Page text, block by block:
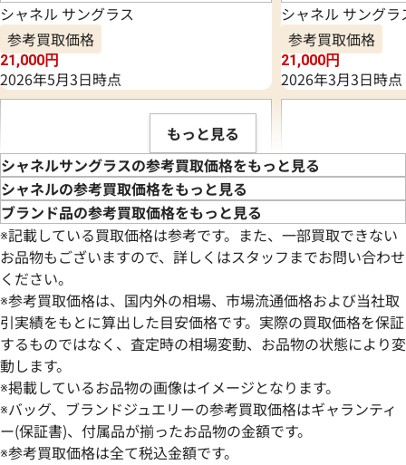
シャネル サングラス
参考買取価格
21,000円
2026年5月3日時点
シャネル サングラ
参考買取価格
21,000円
2026年3月3日時点
シャネル サングラス
参考買取価格
15,000円
2025年6月3日時点
シャネル サングラ
参考買取価格
14,000
もっと見る
シャネルサングラスの参考買取価格をもっと見る
シャネルの参考買取価格をもっと見る
ブランド品の参考買取価格をもっと見る
※記載している買取価格は参考です。また、一部買取できない
お品物もございますので、詳しくはスタッフまでお問い合わせ
ください。
※参考買取価格は、国内外の相場、市場流通価格および当社取
引実績をもとに算出した目安価格です。実際の買取価格を保証
するものではなく、査定時の相場変動、お品物の状態により変
動します。
※掲載しているお品物の画像はイメージとなります。
※バッグ、ブランドジュエリーの参考買取価格はギャランティ
ー(保証書)、付属品が揃ったお品物の金額です。
※参考買取価格は全て税込金額です。